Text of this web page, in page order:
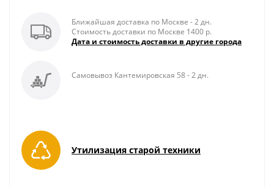
Ближайшая доставка по Москве - 2 дн.
Стоимость доставки по Москве 1400 р.
Дата и стоимость доставки в другие города
Самовывоз Кантемировская 58 - 2 дн.
Утилизация старой техники